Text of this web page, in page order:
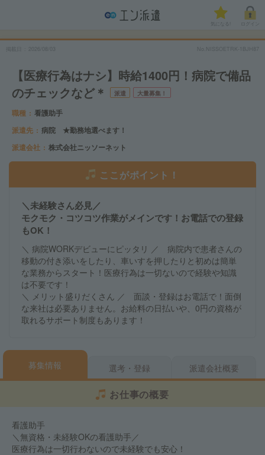
気になる!
No.NISSOETRK-1BJH87
【医療行為はナシ】時給1400円！病院で備品
のチェックなど＊
派遣 大量募集！
職種
看護助手
派遣先
病院 ★勤務地選べます！
派遣会社
株式会社ニッソーネット
ここがポイント！
＼未経験さん必見／
モクモク・コツコツ作業がメインです！お電話での登録
もOK！
＼ 病院WORKデビューにピッタリ ／ 病院内で患者さんの
移動の付き添いをしたり、車いすを押したりと初めは簡単
な業務からスタート！医療行為は一切ないので経験や知識
は不要です！
＼ メリット盛りだくさん ／ 面談・登録はお電話で！面倒
な来社は必要ありません。お給料の日払いや、0円の資格が
取れるサポート制度もあります！
募集情報 選考・登録 派遣会社概要
お仕事の概要
看護助手
＼無資格・未経験OKの看護助手／
医療行為は一切行わないので未経験でも安心！